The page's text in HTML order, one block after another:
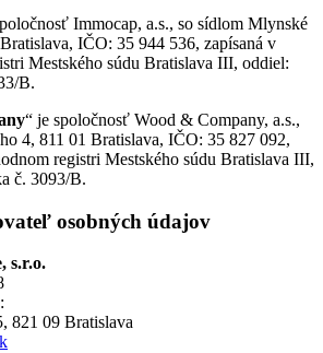
Immocap, a.s., so sídlom Mlynské
IČO: 35 944 536, zapísaná v
Mestského súdu Bratislava III, oddiel:
B.
“ je spoločnosť Wood & Company, a.s.,
4, 811 01 Bratislava, IČO: 35 827 092,
registri Mestského súdu Bratislava III,
č. 3093/B.
osobných údajov
s.r.o.
821 09 Bratislava